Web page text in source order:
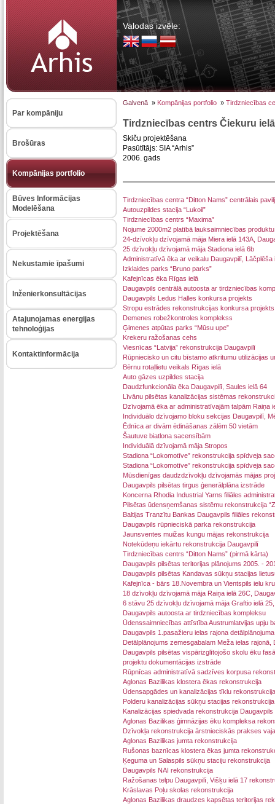
Valodas izvēle:
Par kompāniju
Brošūras
Kompānijas portfolio
Būves Informācijas
Modelēšana
Projektēšana
Nekustamie īpašumi
Inženierkonsultācijas
Atajunojamas energijas
tehnoloģijas
Kontaktinformācija
Galvenā » Kompānijas portfolio » Tirdzniecības
Tirdzniecības centrs Čiekuru
Skiču projektēšana
Pasūtītājs: SIA “Arhis”
2006. gads
Tirdzniecības centra “Ditton Nams” centrālais
Autouzpildes stacija “Lukoil”
Tirdzniecības centrs “Maxima”
Nojume 2000m2 platībā lauksaimniecības
24-dzīvokļu dzīvojamā māja Miera ielā 143A,
25 dzīvokļu dzīvojamā māja Stadiona ielā 6b
Administratīvā ēka ar veikalu Daugavpilī, Lāčplēša
Izklaides parks “Bruno parks”
Kafejnīcas ēka Rīgas ielā
Daugavpils centrālā autoosta ar tirdzniecības
Daugavpils Ledus Halles konkursa projekts
Stropu estrādes rekonstrukcijas konkursa projekts
Demenes robežkontroles komplekss
Ģimenes atpūtas parks “Mūsu upe”
Krekeru ražošanas cehs
Viesnīcas “Latvija” rekonstrukcija Daugavpilī
Rūpniecisko un citu bīstamo atkritumu utilizācijas
Bērnu rotaļlietu veikals Rīgas ielā
Auto gāzes uzpildes stacija
Daudzfunkcionāla ēka Daugavpilī, Saules ielā 64
Līvānu pilsētas kanalizācijas sistēmas
Dzīvojamā ēka ar administratīvajām talpām Raiņa
Individuālo dzīvojamo bloku sekcijas Daugavpilī,
Ēdnīca ar divām ēdināšanas zālēm 50 vietām
Šautuve biatlona sacensībām
Individuālā dzīvojamā māja Stropos
Stadiona “Lokomotīve” rekonstrukcija spīdveja
Stadiona “Lokomotīve” rekonstrukcija spīdveja
Mūsdienīgas daudzdzīvokļu dzīvojamās mājas
Daugavpils pilsētas tirgus ģenerālplāna izstrāde
Koncerna Rhodia Industrial Yarns filiāles
Pilsētas ūdensņemšanas sistēmu rekonstrukcija
Baltijas Tranzītu Bankas Daugavpils filiāles
Daugavpils rūpnieciskā parka rekonstrukcija
Jaunsventes muižas kungu mājas rekonstrukcija
Notekūdeņu iekārtu rekonstrukcija Daugavpilī
Tirdzniecības centrs “Ditton Nams” (pirmā kārta)
Daugavpils pilsētas teritorijas plānojums 2005. -
Daugavpils pilsētas Kandavas sūkņu stacijas
Kafejnīca - bārs 18.Novembra un Vientspils ielu
18 dzīvokļu dzīvojamā māja Raiņa ielā 26C,
6 stāvu 25 dzīvokļu dzīvojamā māja Graftio ielā
Daugavpils autoosta ar tirdzniecības kompleksu
Ūdenssaimniecības attīstība Austrumlatvijas upju
Daugavpils 1.pasažieru ielas rajona
Detālplānojums zemesgabalam Meža ielas rajonā,
Daugavpils pilsētas vispārizglītojošo skolu ēku
projektu dokumentācijas izstrāde
Rūpnīcas administratīvā sadzīves korpusa
Aglonas Bazilikas klostera ēkas rekonstrukcija
Ūdensapgādes un kanalizācijas tīklu
Polderu kanalizācijas sūkņu stacijas rekonstrukcija
Kanalizācijas spiedvada rekonstrukcija
Aglonas Bazilikas ģimnāzijas ēku kompleksa
Dzīvokļa rekonstrukcija ārstnieciskās prakses
Aglonas Bazilikas jumta rekonstrukcija
Rušonas baznīcas klostera ēkas jumta
Ķeguma un Salaspils sūkņu staciju rekonstrukcija
Daugavpils NAI rekonstrukcija
Ražošanas telpu Daugavpilī, Višķu ielā 17
Krāslavas Poļu skolas rekonstrukcija
Aglonas Bazilikas draudzes kapsētas teritorijas